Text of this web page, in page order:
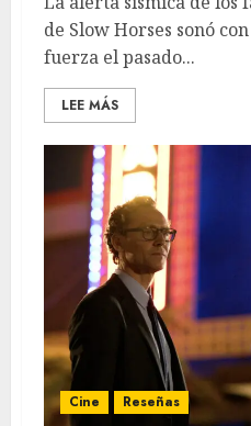
de Slow Horses sonó con
fuerza el pasado...
LEE MÁS
Cine Reseñas